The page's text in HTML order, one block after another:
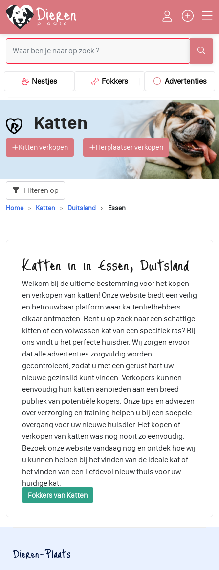
Nestjes Fokkers Advertenties
Katten
Kitten verkopen Herplaatser verkopen
Filteren op
Home Katten Duitsland Essen
Katten in in Essen, Duitsland
Welkom bij de ultieme bestemming voor het kopen
en verkopen van katten! Onze website biedt een veilig
en betrouwbaar platform waar kattenliefhebbers
elkaar ontmoeten. Bent u op zoek naar een schattige
kitten of een volwassen kat van een specifiek ras? Bij
ons vindt u het perfecte huisdier. Wij zorgen ervoor
dat alle advertenties zorgvuldig worden
gecontroleerd, zodat u met een gerust hart uw
nieuwe gezinslid kunt vinden. Verkopers kunnen
eenvoudig hun katten aanbieden aan een breed
publiek van potentiële kopers. Onze tips en adviezen
over verzorging en training helpen u bij een soepele
overgang voor uw nieuwe huisdier. Het kopen of
verkopen van katten was nog nooit zo eenvoudig.
Bezoek onze website vandaag nog en ontdek hoe wij
u kunnen helpen bij het vinden van de ideale kat of
het vinden van een liefdevol nieuw thuis voor uw
huidige kat.
Fokkers van Katten
Dieren-Plaats